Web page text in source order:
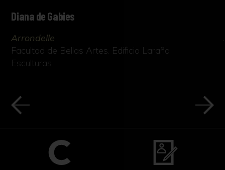
Diana de Gabies
Arrondelle
Facultad de Bellas Artes. Edificio Laraña
Esculturas